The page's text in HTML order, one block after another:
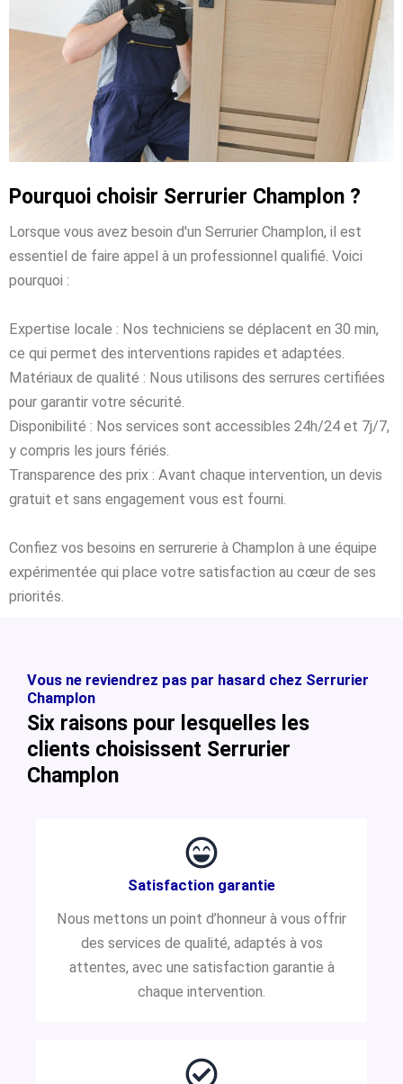
Pourquoi choisir Serrurier Champlon ?
Lorsque vous avez besoin d'un Serrurier Champlon, il est
essentiel de faire appel à un professionnel qualifié. Voici
pourquoi :
Expertise locale : Nos techniciens se déplacent en 30 min,
ce qui permet des interventions rapides et adaptées.
Matériaux de qualité : Nous utilisons des serrures certifiées
pour garantir votre sécurité.
Disponibilité : Nos services sont accessibles 24h/24 et 7j/7,
y compris les jours fériés.
Transparence des prix : Avant chaque intervention, un devis
gratuit et sans engagement vous est fourni.
Confiez vos besoins en serrurerie à Champlon à une équipe
expérimentée qui place votre satisfaction au cœur de ses
priorités.
Vous ne reviendrez pas par hasard chez Serrurier
Champlon
Six raisons pour lesquelles les
clients choisissent Serrurier
Champlon
Satisfaction garantie
Nous mettons un point d’honneur à vous offrir
des services de qualité, adaptés à vos
attentes, avec une satisfaction garantie à
chaque intervention.